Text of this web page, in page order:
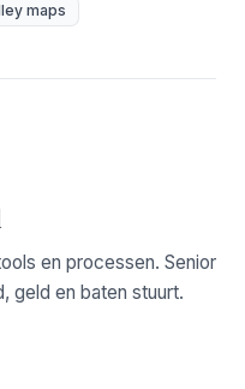
maps
en processen. Senior
geld en baten stuurt.